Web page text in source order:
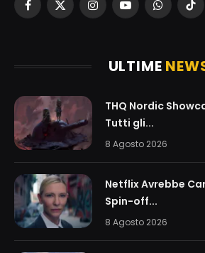
Facebook
X
InstagramYouTubeWhatsApp
ULTIME
THQ Nordic
Tutti gli...
8 Agosto 2026
Netflix Avrebbe
Spin-off...
8 Agosto 2026